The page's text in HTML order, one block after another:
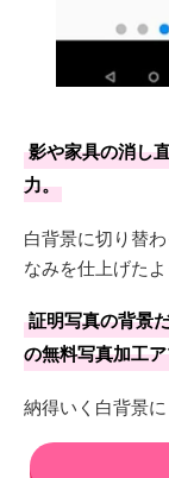
影や家具の消し
力。
白背景に切り替
なみを仕上げた
証明写真の背景
の無料写真加工
納得いく白背景